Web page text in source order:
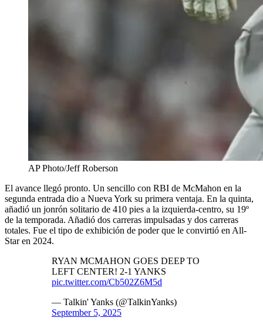
AP Photo/Jeff Roberson
El avance llegó pronto. Un sencillo con RBI de McMahon en la
segunda entrada dio a Nueva York su primera ventaja. En la quinta,
añadió un jonrón solitario de 410 pies a la izquierda-centro, su 19º
de la temporada. Añadió dos carreras impulsadas y dos carreras
totales. Fue el tipo de exhibición de poder que le convirtió en All-
Star en 2024.
RYAN MCMAHON GOES DEEP TO
LEFT CENTER! 2-1 YANKS
pic.twitter.com/Cb502Z6M5d
— Talkin' Yanks (@TalkinYanks)
September 5, 2025